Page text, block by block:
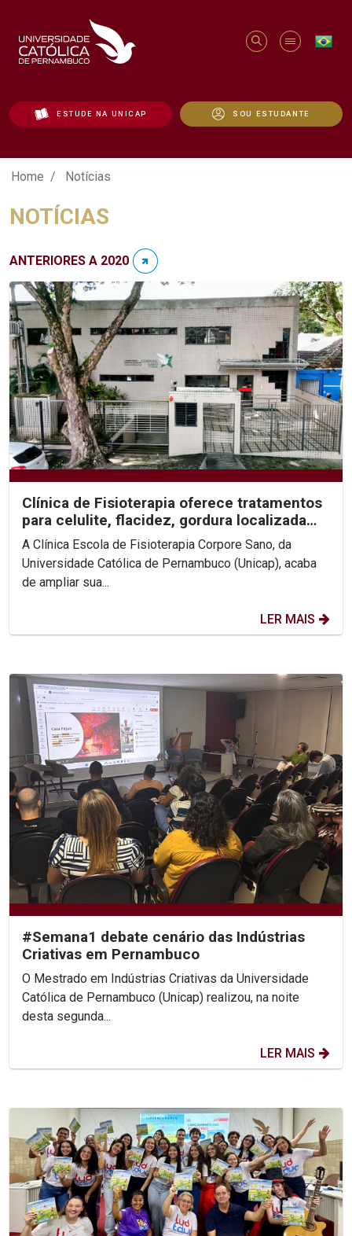
ESTUDE NA UNICAP SOU ESTUDANTE
Notícias - Unicap
Home Notícias
NOTÍCIAS
ANTERIORES A 2020
Clínica de Fisioterapia oferece tratamentos
para celulite, flacidez, gordura localizada
e...
A Clínica Escola de Fisioterapia Corpore Sano, da
Universidade Católica de Pernambuco (Unicap), acaba
de ampliar sua...
LER MAIS
#Semana1 debate cenário das Indústrias
Criativas em Pernambuco
O Mestrado em Indústrias Criativas da Universidade
Católica de Pernambuco (Unicap) realizou, na noite
desta segunda...
LER MAIS